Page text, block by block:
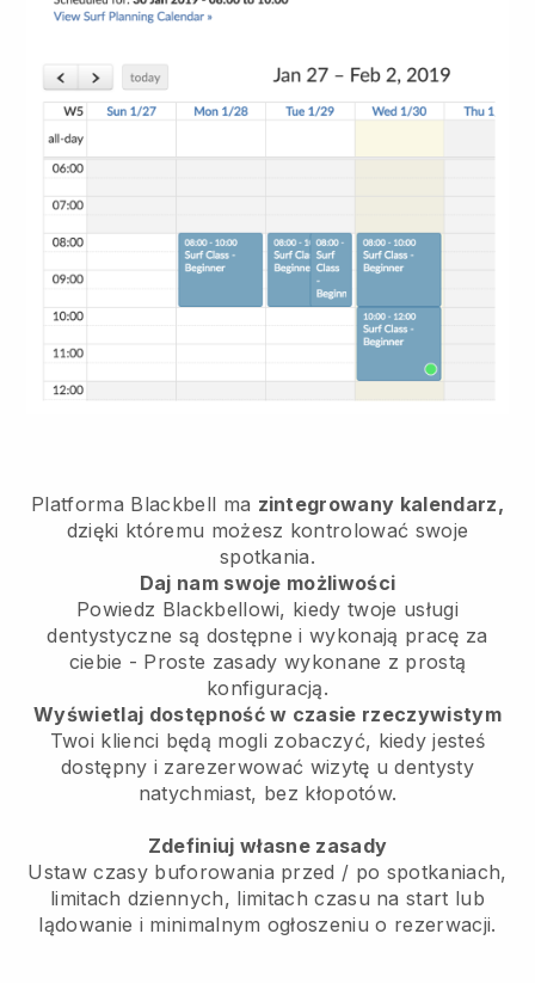
Platforma Blackbell ma zintegrowany kalendarz,
dzięki któremu możesz kontrolować swoje
spotkania.
Daj nam swoje możliwości
Powiedz Blackbellowi, kiedy twoje usługi
dentystyczne są dostępne i wykonają pracę za
ciebie - Proste zasady wykonane z prostą
konfiguracją.
Wyświetlaj dostępność w czasie rzeczywistym
Twoi klienci będą mogli zobaczyć, kiedy jesteś
dostępny i zarezerwować wizytę u dentysty
natychmiast, bez kłopotów.
Zdefiniuj własne zasady
Ustaw czasy buforowania przed / po spotkaniach,
limitach dziennych, limitach czasu na start lub
lądowanie i minimalnym ogłoszeniu o rezerwacji.